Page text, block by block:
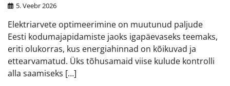
5. Veebr 2026
Elektriarvete optimeerimine on muutunud paljude
Eesti kodumajapidamiste jaoks igapäevaseks teemaks,
eriti olukorras, kus energiahinnad on kõikuvad ja
ettearvamatud. Üks tõhusamaid viise kulude kontrolli
alla saamiseks […]